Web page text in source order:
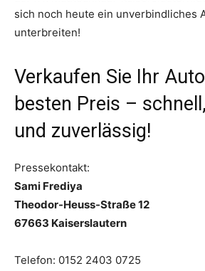
sich noch heute ein unverbindliches
unterbreiten!
Verkaufen Sie Ihr
besten Preis –
und zuverlässig!
Pressekontakt:
Sami Frediya
Theodor-Heuss-Straße 12
67663 Kaiserslautern
Telefon: 0152 2403 0725